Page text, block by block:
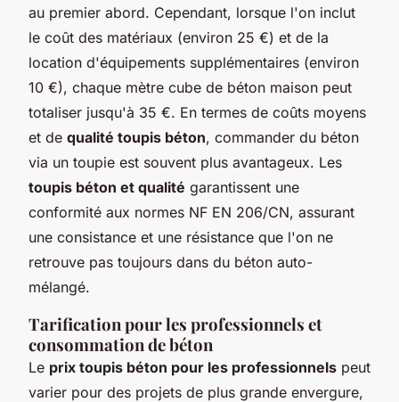
au premier abord. Cependant, lorsque l'on inclut
le coût des matériaux (environ 25 €) et de la
location d'équipements supplémentaires (environ
10 €), chaque mètre cube de béton maison peut
totaliser jusqu'à 35 €. En termes de coûts moyens
et de qualité toupis béton, commander du béton
via un toupie est souvent plus avantageux. Les
toupis béton et qualité garantissent une
conformité aux normes NF EN 206/CN, assurant
une consistance et une résistance que l'on ne
retrouve pas toujours dans du béton auto-
mélangé.
Tarification pour les professionnels et
consommation de béton
Le prix toupis béton pour les professionnels peut
varier pour des projets de plus grande envergure,